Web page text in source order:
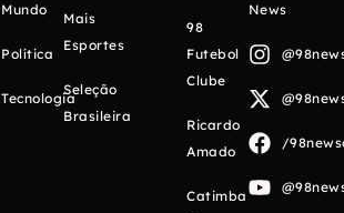
Mundo
Política
Tecnologia
Mais
Esportes
Seleção
Brasileira
98
Futebol
Clube
Ricardo
Amado
Catimba
News
/